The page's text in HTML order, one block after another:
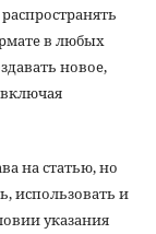
в любых
новое,
на статью, но
использовать и
указания